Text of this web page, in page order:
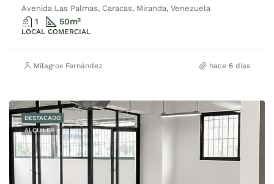
Avenida Las Palmas, Caracas, Miranda, Venezuela
1 50m²
LOCAL COMERCIAL
Milagros Fernández hace 6 días
DESTACADO
ALQUILER